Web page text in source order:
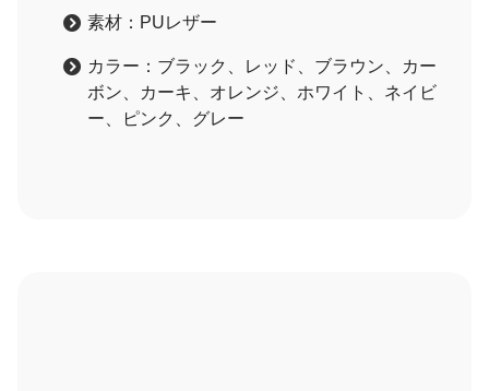
素材：PUレザー
カラー：ブラック、レッド、ブラウン、カー
ボン、カーキ、オレンジ、ホワイト、ネイビ
ー、ピンク、グレー